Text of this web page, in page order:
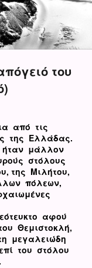
του
από τις
της Ελλάδας.
μάλλον
στόλους
της Μιλήτου,
πόλεων,
αφού
Θεμιστοκλή,
μεγαλειώδη
του στόλου